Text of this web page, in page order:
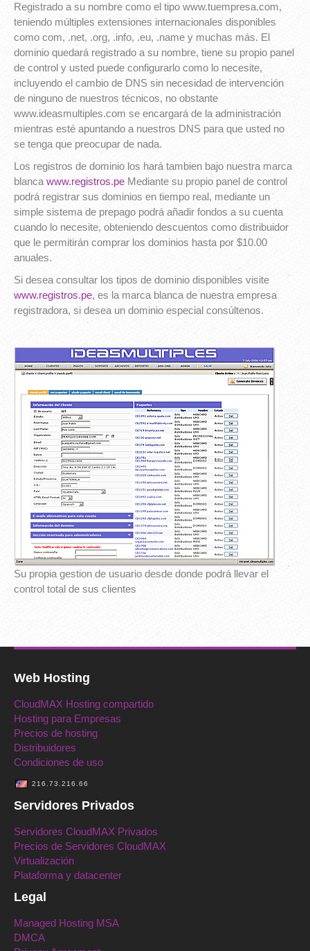
Registrado a su nombre como el tipo www.tuempresa.com,
teniendo múltiples extensiones internacionales disponibles
como com, .net, .org, .info, .eu, .name y muchas más. El
dominio quedará registrado a su nombre, tiene su propio panel
de control y usted puede configurarlo como lo necesite,
incluyendo el cambio de DNS sin necesidad de intervención
de ninguno de nuestros técnicos, no obstante
www.ideasmultiples.com se encargará de la administración
mientras esté apuntando a nuestros DNS para que usted no
se tenga que preocupar de nada.
Los registros de dominio los hará tambien bajo nuestra marca
blanca www.registros.pe Mediante su propio panel de control
podrá registrar sus dominios en tiempo real, mediante un
simple sistema de prepago podrá añadir fondos a su cuenta
cuando lo necesite, obteniendo descuentos como distribuidor
que le permitirán comprar los dominios hasta por $10.00
anuales.
Si desea consultar los tipos de dominio disponibles visite
www.registros.pe, es la marca blanca de nuestra empresa
registradora, si desea un dominio especial consúltenos.
Su propia gestion de usuario desde donde podrá llevar el
control total de sus clientes
Web Hosting
CloudMAX Hosting compartido
Hosting para Empresas
Precios de hosting
Distribuidores
Condiciones de uso
216.73.216.66
Servidores Privados
Servidores CloudMAX Privados
Precios de Servidores CloudMAX
Virtualización
Plataforma y datacenter
Legal
Managed Hosting MSA
DMCA